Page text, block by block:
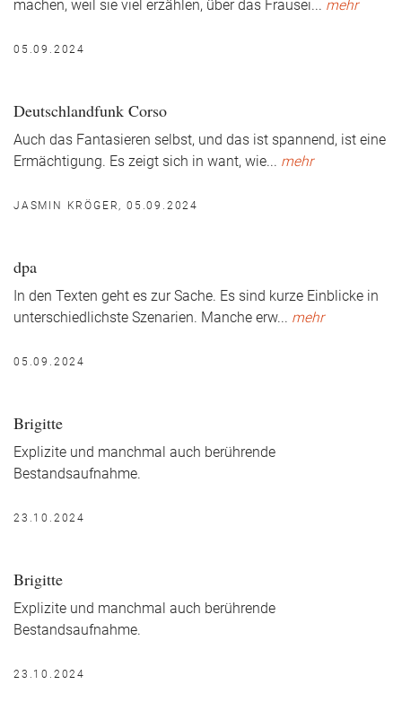
machen, weil sie viel erzählen, über das Frausei... mehr
05.09.2024
Deutschlandfunk Corso
Auch das Fantasieren selbst, und das ist spannend, ist eine
Ermächtigung. Es zeigt sich in want, wie... mehr
JASMIN KRÖGER, 05.09.2024
dpa
In den Texten geht es zur Sache. Es sind kurze Einblicke in
unterschiedlichste Szenarien. Manche erw... mehr
05.09.2024
Brigitte
Explizite und manchmal auch berührende
Bestandsaufnahme.
23.10.2024
Brigitte
Explizite und manchmal auch berührende
Bestandsaufnahme.
23.10.2024